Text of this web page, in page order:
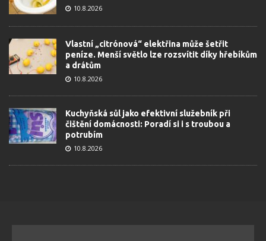
10.8.2026
Vlastní „citrónová“ elektřina může šetřit
peníze. Menší světlo lze rozsvítit díky hřebíkům
a drátům
10.8.2026
Kuchyňská sůl jako efektivní služebník při
čištění domácnosti: Poradí si i s troubou a
potrubím
10.8.2026